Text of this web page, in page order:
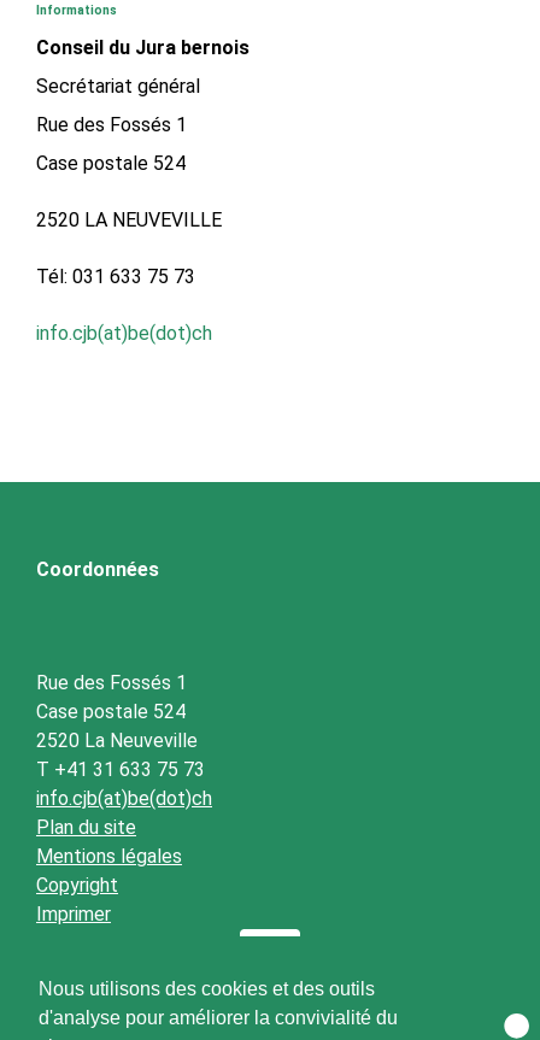
Nous utilisons des cookies et des outils
d'analyse pour améliorer la convivialité du
Informations
Conseil du Jura bernois
Secrétariat général
Rue des Fossés 1
Case postale 524
2520 LA NEUVEVILLE
Tél: 031 633 75 73
info.cjb(at)be(dot)ch
Coordonnées
Rue des Fossés 1
Case postale 524
2520 La Neuveville
T +41 31 633 75 73
info.cjb(at)be(dot)ch
Plan du site
Mentions légales
Copyright
Imprimer